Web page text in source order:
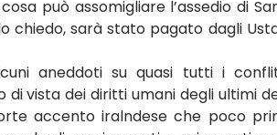
può assomigliare l’assedio di
chiedo, sarà stato pagato dagli
aneddoti su quasi tutti i
vista dei diritti umani degli ultimi
accento iralndese che poco